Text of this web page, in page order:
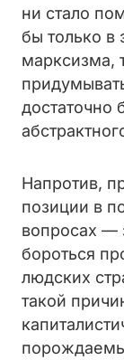
ни стало
бы только в
марксизма,
достаточно
Напротив,
позиции в
вопросах —
бороться
людских
такой